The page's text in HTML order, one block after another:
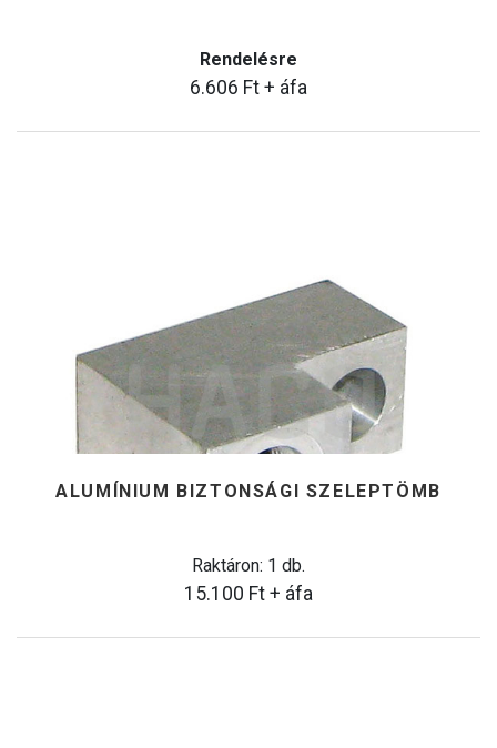
Rendelésre
6.606 Ft + áfa
ALUMÍNIUM BIZTONSÁGI SZELEPTÖMB
Raktáron: 1 db.
15.100 Ft + áfa